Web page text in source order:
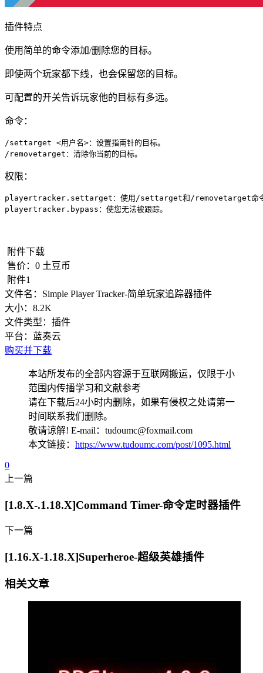
插件特点
使用简单的命令添加/删除您的目标。
即使两个玩家都下线，也会保留您的目标。
可配置的开关告诉玩家他的目标有多远。
命令：
/settarget <用户名>：设置指南针的目标。
/removetarget：清除你当前的目标。
权限：
playertracker.settarget：使用/settarget和/removetarget命
playertracker.bypass：使您无法被跟踪。
附件下载
售价： 0 土豆币
附件1
文件名： Simple Player Tracker-简单玩家追踪器插件
大小： 8.2K
文件类型： 插件
平台：
蓝奏云
购买并下载
本站所发布的全部内容源于互联网搬运，仅限于小
范围内传播学习和文献参考
请在下载后24小时内删除，如果有侵权之处请第一
时间联系我们删除。
敬请谅解! E-mail：tudoumc@foxmail.com
本文链接： https://www.tudoumc.com/post/1095.html
0
上一篇
[1.8.X-.1.18.X]Command Timer-命令定时器插件
下一篇
[1.16.X-1.18.X]Superheroe-超级英雄插件
相关文章